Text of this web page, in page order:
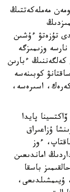
مەملەكەتتىڭ
تۇزەتۋ ءۇشىن
وزىمىزگە
كەلگەننىڭ ءبارىن
كوبىنەسە
اسىرەسە،
پايدا
ۇزاعىراق
ءوز
اماندىعىن
باسقا